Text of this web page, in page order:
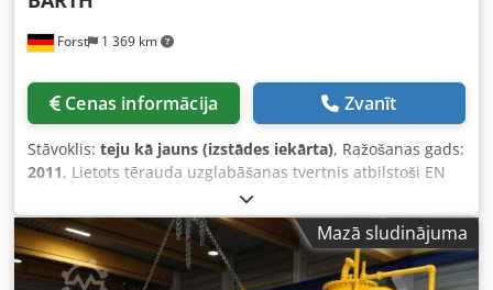
jebkurā laikā, iepriekš vienojoties par vizītes laiku.
vai uzpirkšana – sazinieties ar mums par šo iespēju. Šāda
tipa tvertnes vienmēr ir pieejamas arī šādos tilpumos: - 10
80 000, 100 000, 120 000 litri
Forst 1 369 km
Cenas informācija Zvanīt
Stāvoklis: teju kā jauns (izstādes iekārta), Ražošanas gads:
2011, Lietots tērauda uzglabāšanas tvertnis atbilstoši EN
12285-1 (ar pārbaudes sertifikātu), dubultsienu, paredzēts
apkures eļļas un dīzeļdegvielas pazemes uzglabāšanai.
Standarta komplektācijā ir 1 lūka (pēc izvēles iespējamas
arī 2 lūkas). Tilpums: 100 000 litri Diametrs: 2 900 mm
Mazā sludinājuma